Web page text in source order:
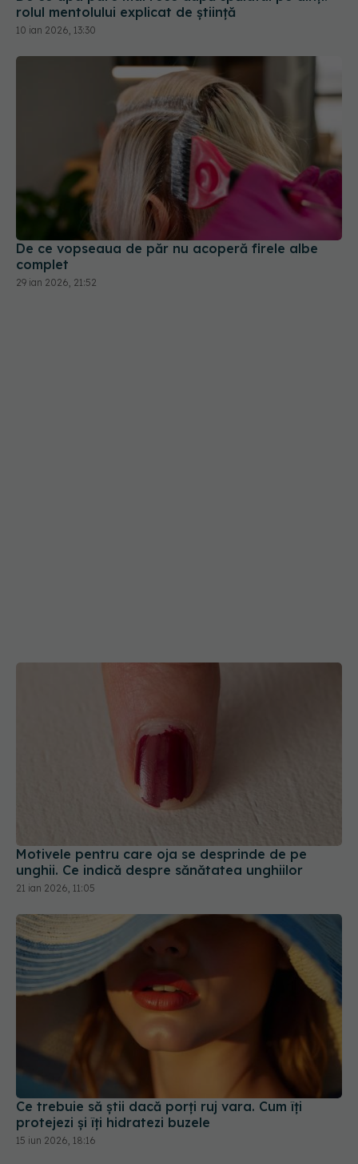
rolul mentolului explicat de știință
10 ian 2026, 13:30
De ce vopseaua de păr nu acoperă firele albe
complet
29 ian 2026, 21:52
Motivele pentru care oja se desprinde de pe
unghii. Ce indică despre sănătatea unghiilor
21 ian 2026, 11:05
Ce trebuie să știi dacă porți ruj vara. Cum îți
protejezi și îți hidratezi buzele
15 iun 2026, 18:16